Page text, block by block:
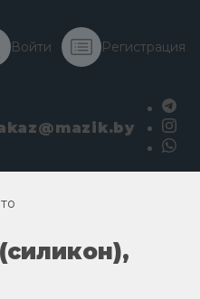
Войти Регистрация